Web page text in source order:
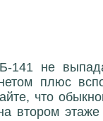
141 не
плюс
что
втором